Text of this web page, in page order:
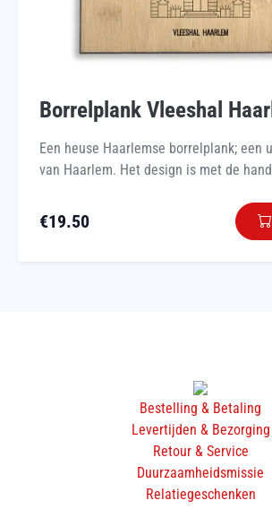
Borrelplank Vleeshal
Een heuse Haarlemse borrelplank; een
van Haarlem. Het design is met de
€19.50
Bestelling & Betaling
Levertijden & Bezorging
Retour & Service
Duurzaamheidsmissie
Relatiegeschenken